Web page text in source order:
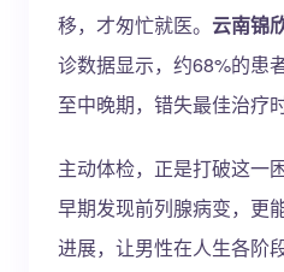
移，才匆忙就医。 云南锦
诊数据显示，约68%的患
至中晚期，错失最佳治疗时
主动体检，正是打破这一
早期发现前列腺病变，更
进展，让男性在人生各阶